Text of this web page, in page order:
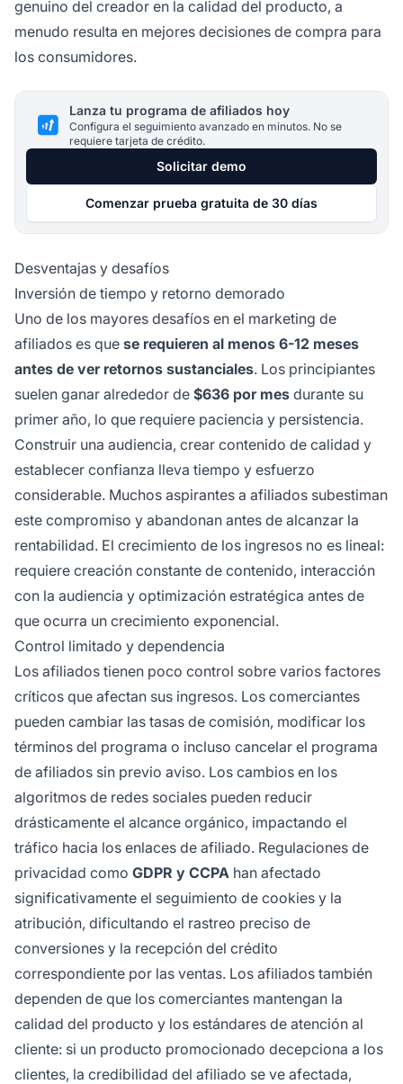
genuino del creador en la calidad del producto, a
menudo resulta en mejores decisiones de compra para
los consumidores.
Lanza tu programa de afiliados hoy
Configura el seguimiento avanzado en minutos. No se
requiere tarjeta de crédito.
Solicitar demo
Comenzar prueba gratuita de 30 días
Desventajas y desafíos
Inversión de tiempo y retorno demorado
Uno de los mayores desafíos en el marketing de
afiliados es que se requieren al menos 6-12 meses
antes de ver retornos sustanciales. Los principiantes
suelen ganar alrededor de $636 por mes durante su
primer año, lo que requiere paciencia y persistencia.
Construir una audiencia, crear contenido de calidad y
establecer confianza lleva tiempo y esfuerzo
considerable. Muchos aspirantes a afiliados subestiman
este compromiso y abandonan antes de alcanzar la
rentabilidad. El crecimiento de los ingresos no es lineal:
requiere creación constante de contenido, interacción
con la audiencia y optimización estratégica antes de
que ocurra un crecimiento exponencial.
Control limitado y dependencia
Los afiliados tienen poco control sobre varios factores
críticos que afectan sus ingresos. Los comerciantes
pueden cambiar las tasas de comisión, modificar los
términos del programa o incluso cancelar el programa
de afiliados sin previo aviso. Los cambios en los
algoritmos de redes sociales pueden reducir
drásticamente el alcance orgánico, impactando el
tráfico hacia los enlaces de afiliado. Regulaciones de
privacidad como GDPR y CCPA han afectado
significativamente el seguimiento de cookies y la
atribución, dificultando el rastreo preciso de
conversiones y la recepción del crédito
correspondiente por las ventas. Los afiliados también
dependen de que los comerciantes mantengan la
calidad del producto y los estándares de atención al
cliente: si un producto promocionado decepciona a los
clientes, la credibilidad del afiliado se ve afectada,